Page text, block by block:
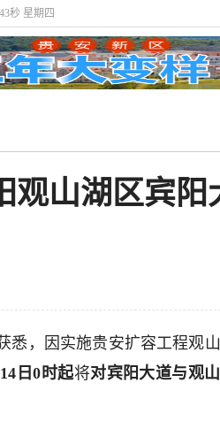
秒 星期四
观山湖区宾
悉，因实施贵安扩容工程观
日0时起将对宾阳大道与观